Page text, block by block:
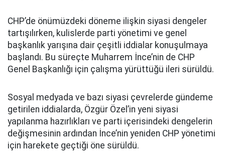
CHP’de önümüzdeki döneme ilişkin siyasi dengeler
tartışılırken, kulislerde parti yönetimi ve genel
başkanlık yarışına dair çeşitli iddialar konuşulmaya
başlandı. Bu süreçte Muharrem İnce’nin de CHP
Genel Başkanlığı için çalışma yürüttüğü ileri sürüldü.
Sosyal medyada ve bazı siyasi çevrelerde gündeme
getirilen iddialarda, Özgür Özel’in yeni siyasi
yapılanma hazırlıkları ve parti içerisindeki dengelerin
değişmesinin ardından İnce’nin yeniden CHP yönetimi
için harekete geçtiği öne sürüldü.